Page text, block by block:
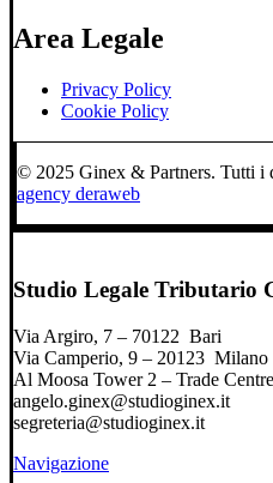
Area Legale
Privacy Policy
Cookie Policy
© 2025 Ginex & Partners. Tutti i
agency deraweb
Studio Legale Tributario
Via Argiro, 7 – 70122 Bari
Via Camperio, 9 – 20123 Milano
Al Moosa Tower 2 – Trade
angelo.ginex@studioginex.it
segreteria@studioginex.it
Navigazione